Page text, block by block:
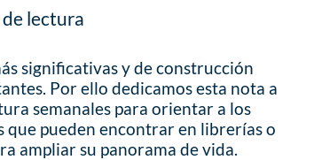
de lectura
significativas y de construcción
Por ello dedicamos esta nota a
semanales para orientar a los
que pueden encontrar en librerías o
ampliar su panorama de vida.